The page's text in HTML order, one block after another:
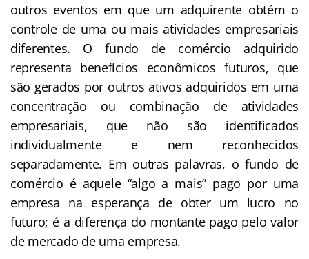
outros eventos em que um adquirente obtém o
controle de uma ou mais atividades empresariais
diferentes. O fundo de comércio adquirido
representa benefícios econômicos futuros, que
são gerados por outros ativos adquiridos em uma
concentração ou combinação de atividades
empresariais, que não são identificados
individualmente e nem reconhecidos
separadamente. Em outras palavras, o fundo de
comércio é aquele “algo a mais” pago por uma
empresa na esperança de obter um lucro no
futuro; é a diferença do montante pago pelo valor
de mercado de uma empresa.